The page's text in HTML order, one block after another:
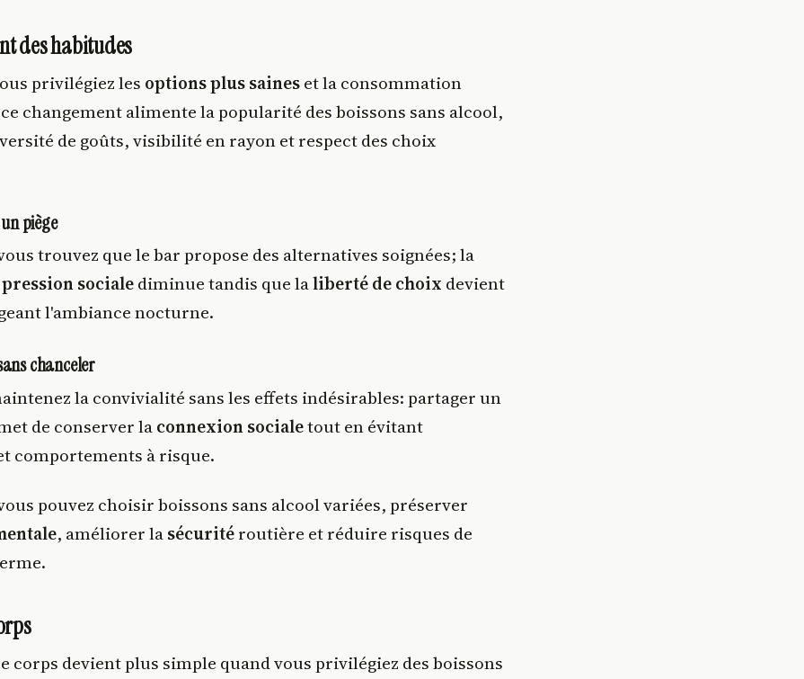
des habitudes
privilégiez les options plus saineset la consommation
changement alimente la popularité des boissons sans alcool,
de goûts, visibilité en rayon et respect des choix
piège
trouvez que le bar propose des alternatives soignées; la
pression socialediminue tandis que laliberté de choix devient
l'ambiance nocturne.
chanceler
la convivialité sans les effets indésirables: partager un
de conserver laconnexion socialetout en évitant
comportements à risque.
pouvez choisir boissons sans alcool variées, préserver
, améliorer lasécuritéroutière et réduire risques de
corps devient plus simple quand vous privilégiez des boissons